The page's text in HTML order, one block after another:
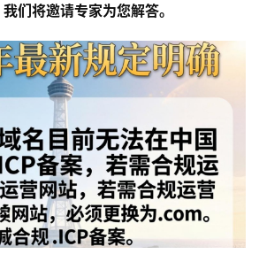
们将邀请专家为您解答。